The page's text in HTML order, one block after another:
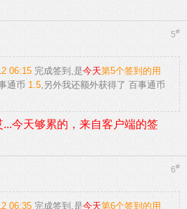
5#
06:15 完成签到,是今天第5个签到的用
通币 1.5,另外我还额外获得了 百事通币
...今天够累的，来自客户端的签
6#
06:35 完成签到,是今天第6个签到的用